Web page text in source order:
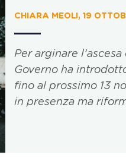
CHIARA MEOLI, 19
Per arginare
Governo ha
fino al prossimo 13
in presenza ma